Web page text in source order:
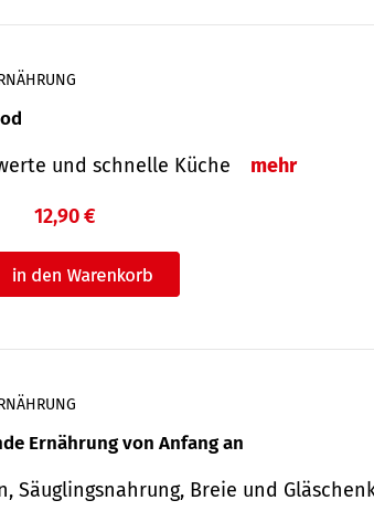
und schnelle Küche mehr
12,90 €
Ernährung von Anfang an
Säuglingsnahrung, Breie und